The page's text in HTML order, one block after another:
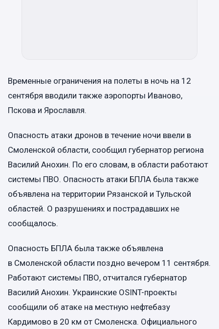
Временные ограничения на полеты в ночь на 12
сентября вводили также аэропорты Иваново,
Пскова и Ярославля.
Опасность атаки дронов в течение ночи ввели в
Смоленской области, сообщил губернатор региона
Василий Анохин. По его словам, в области работают
системы ПВО. Опасность атаки БПЛА была также
объявлена на территории Рязанской и Тульской
областей. О разрушениях и пострадавших не
сообщалось.
Опасность БПЛА была также объявлена
в Смоленской области поздно вечером 11 сентября.
Работают системы ПВО, отчитался губернатор
Василий Анохин. Украинские OSINT-проекты
сообщили об атаке на местную нефтебазу
Кардимово в 20 км от Смоленска. Официального